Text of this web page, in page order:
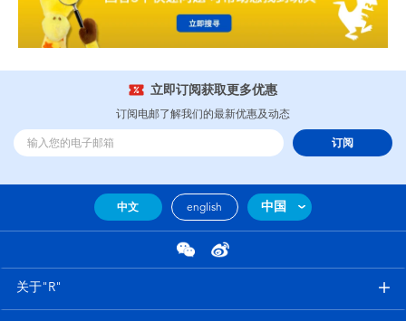
立即订阅获取更多优惠
订阅电邮了解我们的最新优惠及动态
订阅
中文 english 中国
关于"R"